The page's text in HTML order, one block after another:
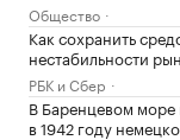
Общество
Как сохранить
нестабильности
РБК и Сбер
В Баренцевом
в 1942 году